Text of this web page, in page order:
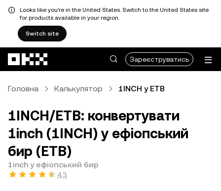
Looks like you're in the United States. Switch to the United States site
for products available in your region.
Switch site
Зареєструватись
Головна Калькулятор 1INCH у ETB
1INCH/ETB: конвертувати
1inch (1INCH) у ефіопський
бир (ETB)
1inch у ефіопський бир
4,3